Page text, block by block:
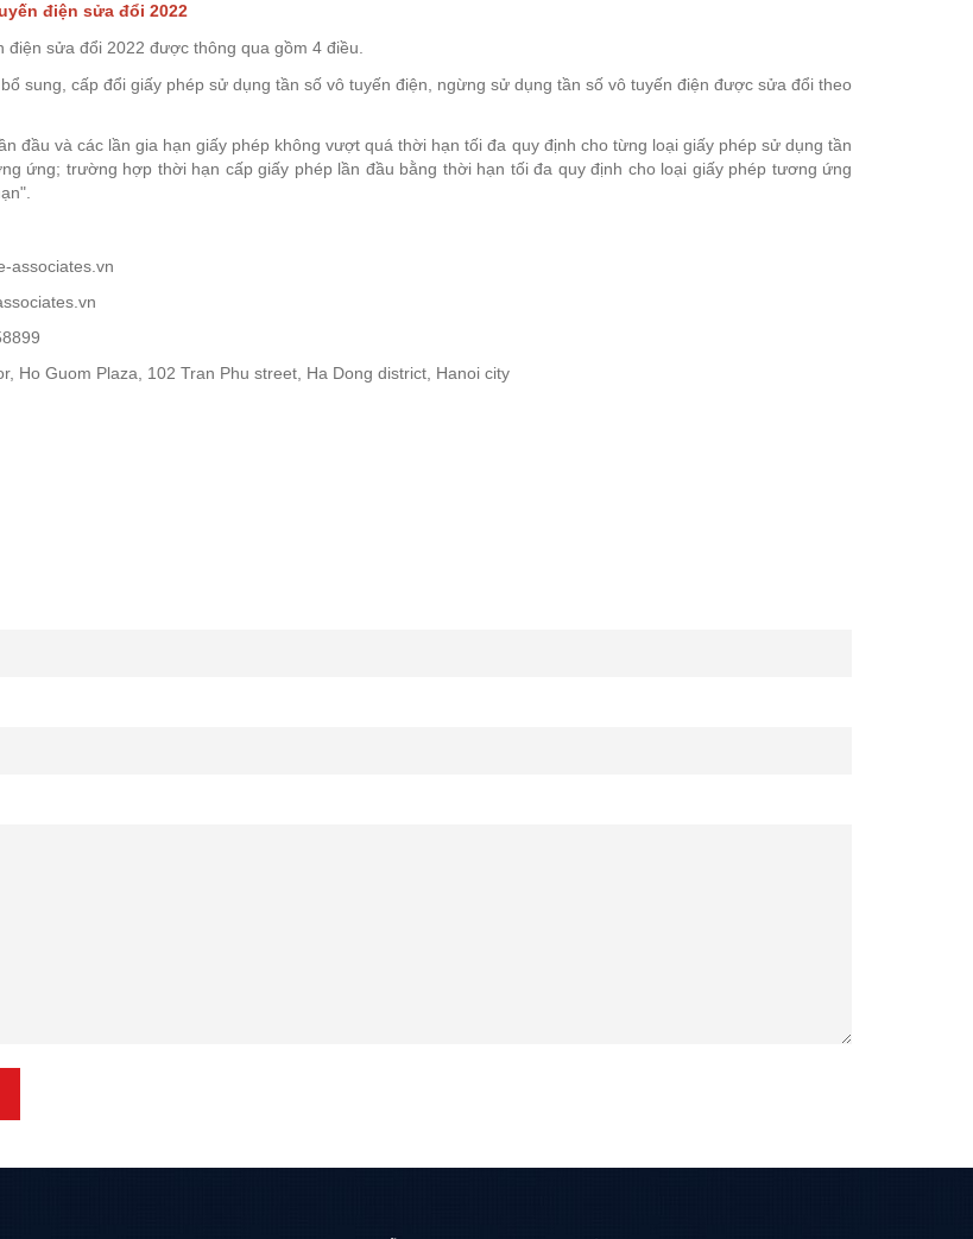
điện sửa đổi 2022
điện sửa đổi 2022 được thông qua gồm 4 điều.
sung, cấp đổi giấy phép sử dụng tần số vô tuyến điện, ngừng sử dụng tần số vô tuyến điện được sửa đổi theo
đầu và các lần gia hạn giấy phép không vượt quá thời hạn tối đa quy định cho từng loại giấy phép sử dụng tần
ứng; trường hợp thời hạn cấp giấy phép lần đầu bằng thời hạn tối đa quy định cho loại giấy phép tương ứng
associates.vn
Ho Guom Plaza, 102 Tran Phu street, Ha Dong district, Hanoi city